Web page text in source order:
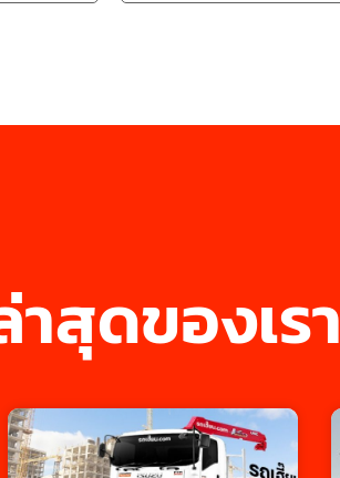
สุดของเรา